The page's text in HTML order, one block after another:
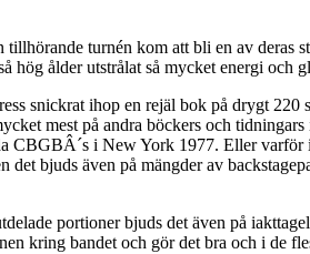
turnén kom att bli en av deras
ålder utstrålat så mycket energi och
snickrat ihop en rejäl bok på drygt
mest på andra böckers och
CBGBÂ´s i New York 1977. Eller
bjuds även på mängder av
portioner bjuds det även på
kring bandet och gör det bra och i de